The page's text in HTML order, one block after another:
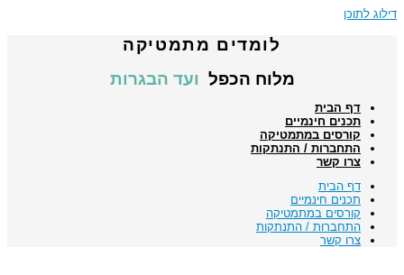
דילוג לתוכן
לומדים מתמטיקה
מלוח הכפל ועד הבגרות
דף הבית
תכנים חינמיים
קורסים במתמטיקה
התחברות / התנתקות
צרו קשר
דף הבית
תכנים חינמיים
קורסים במתמטיקה
התחברות / התנתקות
צרו קשר